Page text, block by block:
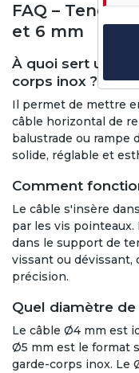
FAQ –
et 6 mm
À quoi sert un
corps inox ?
Il permet de mettre
câble horizontal de
balustrade ou rampe
solide, réglable et
Comment
Le câble s'insère
par les vis
dans le support de
vissant ou dévissant,
précision.
Quel diamètre de
Le câble Ø4 mm est
Ø5 mm est le format
garde-corps inox. Le